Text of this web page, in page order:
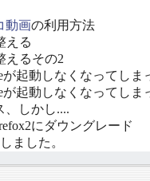
動画の利用方法
える
えるその2
が起動しなくなってしま
が起動しなくなってしま
、しかし....
にダウングレード
ました。